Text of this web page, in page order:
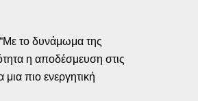
το δυνάμωμα της
η αποδέσμευση στις
πιο ενεργητική